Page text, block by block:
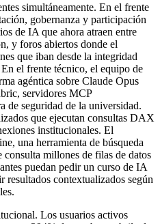
simultáneamente. En el frente
gobernanza y participación
de IA que ahora atraen entre
y foros abiertos donde el
que iban desde la integridad
el frente técnico, el equipo de
agéntica sobre Claude Opus
servidores MCP
de seguridad de la universidad.
que ejecutan consultas DAX
institucionales. El
una herramienta de búsqueda
consulta millones de filas de datos
puedan pedir un curso de IA
contextualizados según
Los usuarios activos